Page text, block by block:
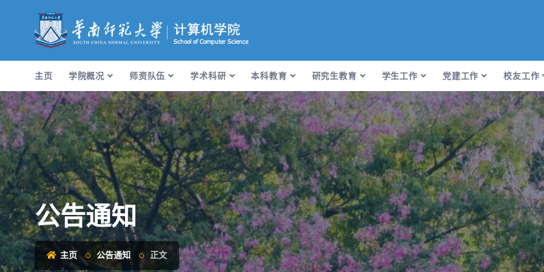
主页 学院概况 师资队伍 学术科研 本科教育 研究生教育 学生工作 党建工作 校友工作
公告通知
主页 公告通知 正文